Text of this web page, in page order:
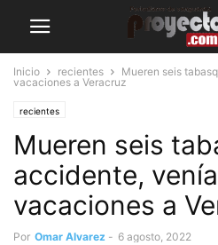
Inicio recientes
Mueren seis
vacaciones a Veracruz
recientes
Mueren seis
accidente,
vacaciones a
Por Omar Alvarez - 6 agosto, 2022